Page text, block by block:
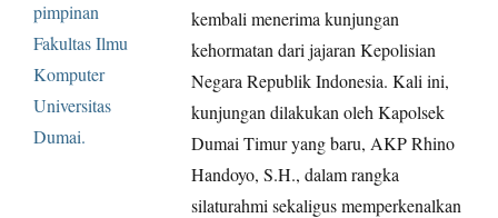
kembali menerima kunjungan
kehormatan dari jajaran Kepolisian
Negara Republik Indonesia. Kali ini,
kunjungan dilakukan oleh Kapolsek
Dumai Timur yang baru, AKP Rhino
Handoyo, S.H., dalam rangka
silaturahmi sekaligus memperkenalkan